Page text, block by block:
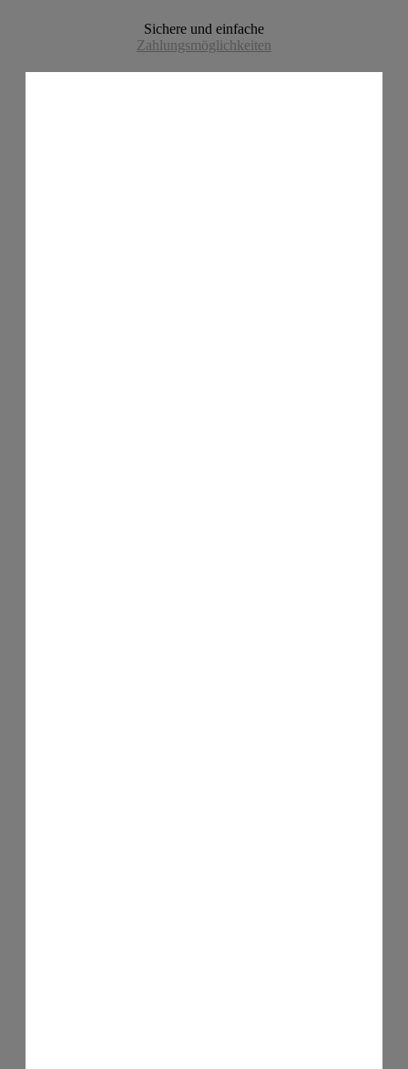
Sichere und einfache
Zahlungsmöglichkeiten